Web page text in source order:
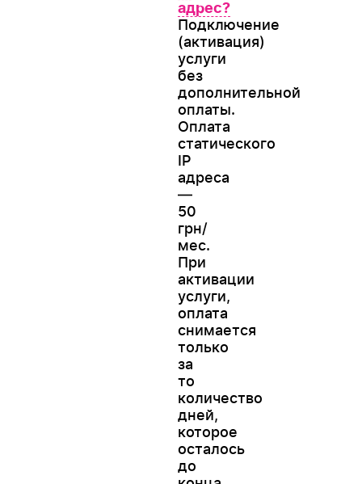
адрес?
Подключение
(активация)
услуги
без
дополнительной
оплаты.
Оплата
статического
IP
адреса
—
50
грн/
мес.
При
активации
услуги,
оплата
снимается
только
за
то
количество
дней,
которое
осталось
до